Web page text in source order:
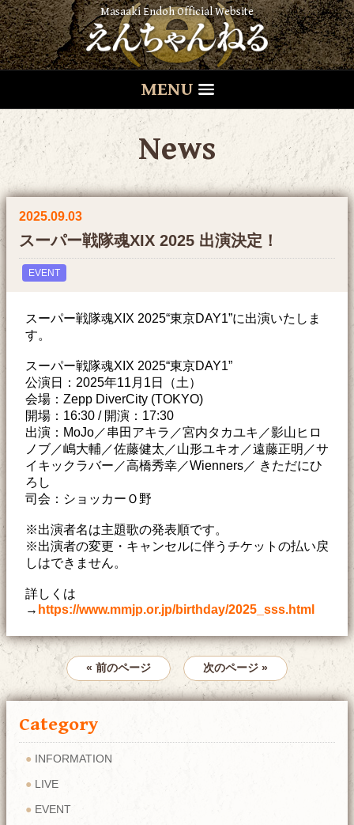
Masaaki Endoh Official Website
MENU
News
2025.09.03
スーパー戦隊魂XIX 2025 出演決定！
EVENT
スーパー戦隊魂XIX 2025“東京DAY1”に出演いたしま
す。
スーパー戦隊魂XIX 2025“東京DAY1”
公演日：2025年11月1日（土）
会場：Zepp DiverCity (TOKYO)
開場：16:30 / 開演：17:30
出演：MoJo／串田アキラ／宮内タカユキ／影山ヒロ
ノブ／嶋大輔／佐藤健太／山形ユキオ／遠藤正明／サ
イキックラバー／高橋秀幸／Wienners／ きただにひ
ろし
司会：ショッカーＯ野
※出演者名は主題歌の発表順です。
※出演者の変更・キャンセルに伴うチケットの払い戻
しはできません。
詳しくは
→ https://www.mmjp.or.jp/birthday/2025_sss.html
« 前のページ 次のページ »
Category
INFORMATION
LIVE
EVENT